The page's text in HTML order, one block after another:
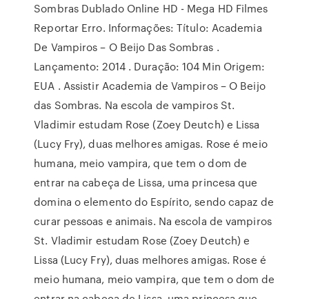
Sombras Dublado Online HD - Mega HD Filmes
Reportar Erro. Informações: Título: Academia
De Vampiros – O Beijo Das Sombras .
Lançamento: 2014 . Duração: 104 Min Origem:
EUA . Assistir Academia de Vampiros – O Beijo
das Sombras. Na escola de vampiros St.
Vladimir estudam Rose (Zoey Deutch) e Lissa
(Lucy Fry), duas melhores amigas. Rose é meio
humana, meio vampira, que tem o dom de
entrar na cabeça de Lissa, uma princesa que
domina o elemento do Espírito, sendo capaz de
curar pessoas e animais. Na escola de vampiros
St. Vladimir estudam Rose (Zoey Deutch) e
Lissa (Lucy Fry), duas melhores amigas. Rose é
meio humana, meio vampira, que tem o dom de